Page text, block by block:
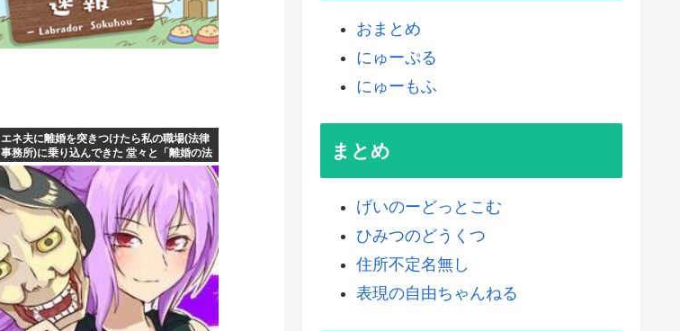
エネ夫に離婚を突きつけたら私の職場(法律
事務所)に乗り込んできた 堂々と「離婚の法
律相談です。母の薦めでこちらに参りまし
た」と言っているが、...
おまとめ
にゅーぷる
にゅーもふ
まとめ
げいのーどっとこむ
ひみつのどうくつ
住所不定名無し
表現の自由ちゃんねる